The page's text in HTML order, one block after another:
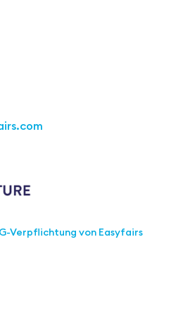
Verpflichtung von Easyfairs